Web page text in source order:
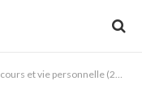
et vie personnelle (2026)